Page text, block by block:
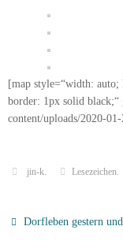
[map style=“width:
border: 1px solid
content/uploads/2020-
jin-k. Lesezeichen.
Dorfleben gestern